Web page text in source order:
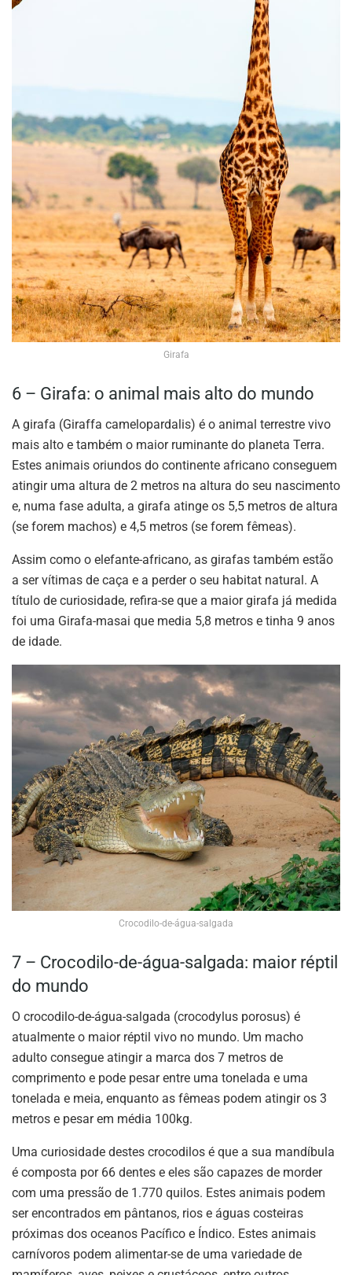
Girafa
6 – Girafa: o animal mais alto do mundo
A girafa (Giraffa camelopardalis) é o animal terrestre vivo
mais alto e também o maior ruminante do planeta Terra.
Estes animais oriundos do continente africano conseguem
atingir uma altura de 2 metros na altura do seu nascimento
e, numa fase adulta, a girafa atinge os 5,5 metros de altura
(se forem machos) e 4,5 metros (se forem fêmeas).
Assim como o elefante-africano, as girafas também estão
a ser vítimas de caça e a perder o seu habitat natural. A
título de curiosidade, refira-se que a maior girafa já medida
foi uma Girafa-masai que media 5,8 metros e tinha 9 anos
de idade.
Crocodilo-de-água-salgada
7 – Crocodilo-de-água-salgada: maior réptil
do mundo
O crocodilo-de-água-salgada (crocodylus porosus) é
atualmente o maior réptil vivo no mundo. Um macho
adulto consegue atingir a marca dos 7 metros de
comprimento e pode pesar entre uma tonelada e uma
tonelada e meia, enquanto as fêmeas podem atingir os 3
metros e pesar em média 100kg.
Uma curiosidade destes crocodilos é que a sua mandíbula
é composta por 66 dentes e eles são capazes de morder
com uma pressão de 1.770 quilos. Estes animais podem
ser encontrados em pântanos, rios e águas costeiras
próximas dos oceanos Pacífico e Índico. Estes animais
carnívoros podem alimentar-se de uma variedade de